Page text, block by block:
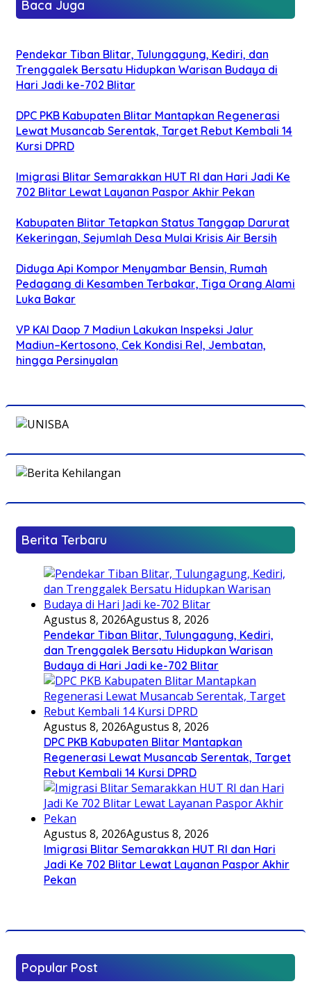
Baca Juga
Pendekar Tiban Blitar, Tulungagung, Kediri, dan
Trenggalek Bersatu Hidupkan Warisan Budaya di
Hari Jadi ke-702 Blitar
DPC PKB Kabupaten Blitar Mantapkan Regenerasi
Lewat Musancab Serentak, Target Rebut Kembali 14
Kursi DPRD
Imigrasi Blitar Semarakkan HUT RI dan Hari Jadi Ke
702 Blitar Lewat Layanan Paspor Akhir Pekan
Kabupaten Blitar Tetapkan Status Tanggap Darurat
Kekeringan, Sejumlah Desa Mulai Krisis Air Bersih
Diduga Api Kompor Menyambar Bensin, Rumah
Pedagang di Kesamben Terbakar, Tiga Orang Alami
Luka Bakar
VP KAI Daop 7 Madiun Lakukan Inspeksi Jalur
Madiun–Kertosono, Cek Kondisi Rel, Jembatan,
hingga Persinyalan
Berita Terbaru
Agustus 8, 2026Agustus 8, 2026
Pendekar Tiban Blitar, Tulungagung, Kediri,
dan Trenggalek Bersatu Hidupkan Warisan
Budaya di Hari Jadi ke-702 Blitar
Agustus 8, 2026Agustus 8, 2026
DPC PKB Kabupaten Blitar Mantapkan
Regenerasi Lewat Musancab Serentak, Target
Rebut Kembali 14 Kursi DPRD
Agustus 8, 2026Agustus 8, 2026
Imigrasi Blitar Semarakkan HUT RI dan Hari
Jadi Ke 702 Blitar Lewat Layanan Paspor Akhir
Pekan
Popular Post